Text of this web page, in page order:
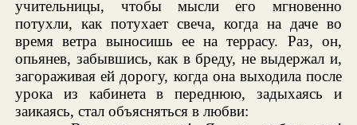
учительницы, чтобы мысли его мгновенно
потухли, как потухает свеча, когда на даче во
время ветра выносишь ее на террасу. Раз, он,
опьянев, забывшись, как в бреду, не выдержал и,
загораживая ей дорогу, когда она выходила после
урока из кабинета в переднюю, задыхаясь и
заикаясь, стал объясняться в любви: